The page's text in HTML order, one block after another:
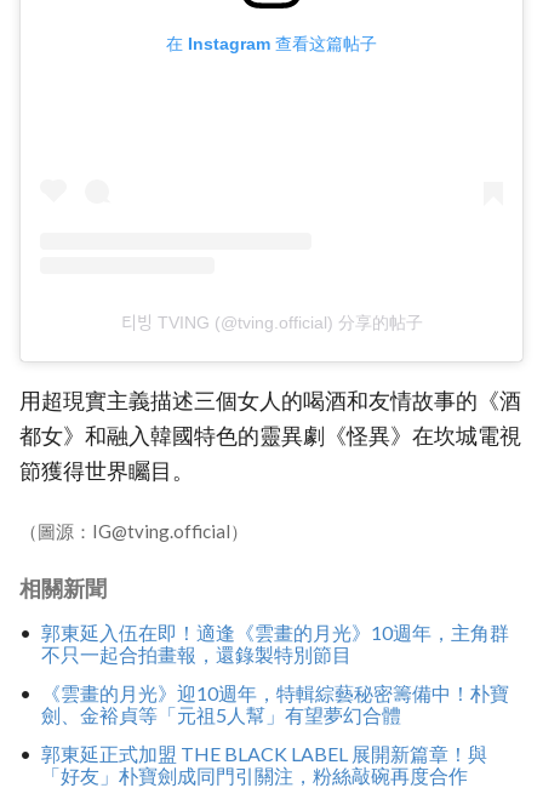
在 Instagram 查看这篇帖子
티빙 TVING (@tving.official) 分享的帖子
用超現實主義描述三個女人的喝酒和友情故事的《酒
都女》和融入韓國特色的靈異劇《怪異》在坎城電視
節獲得世界矚目。
（圖源：IG@tving.official）
相關新聞
郭東延入伍在即！適逢《雲畫的月光》10週年，主角群
不只一起合拍畫報，還錄製特別節目
《雲畫的月光》迎10週年，特輯綜藝秘密籌備中！朴寶
劍、金裕貞等「元祖5人幫」有望夢幻合體
郭東延正式加盟 THE BLACK LABEL 展開新篇章！與
「好友」朴寶劍成同門引關注，粉絲敲碗再度合作